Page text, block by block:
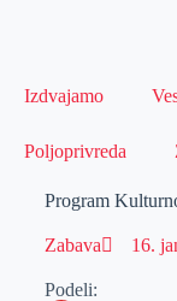
Izdvajamo
Poljoprivreda
Program
Zabava 16.
Podeli: